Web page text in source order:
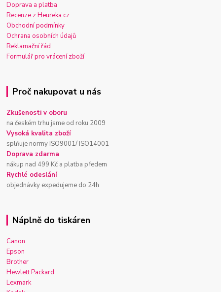
Doprava a platba
Recenze z Heureka.cz
Obchodní podmínky
Ochrana osobních údajů
Reklamační řád
Formulář pro vrácení zboží
Proč nakupovat u nás
Zkušenosti v oboru
na českém trhu jsme od roku 2009
Vysoká kvalita zboží
splňuje normy ISO9001/ ISO14001
Doprava zdarma
nákup nad 499 Kč a platba předem
Rychlé odeslání
objednávky expedujeme do 24h
Náplně do tiskáren
Canon
Epson
Brother
Hewlett Packard
Lexmark